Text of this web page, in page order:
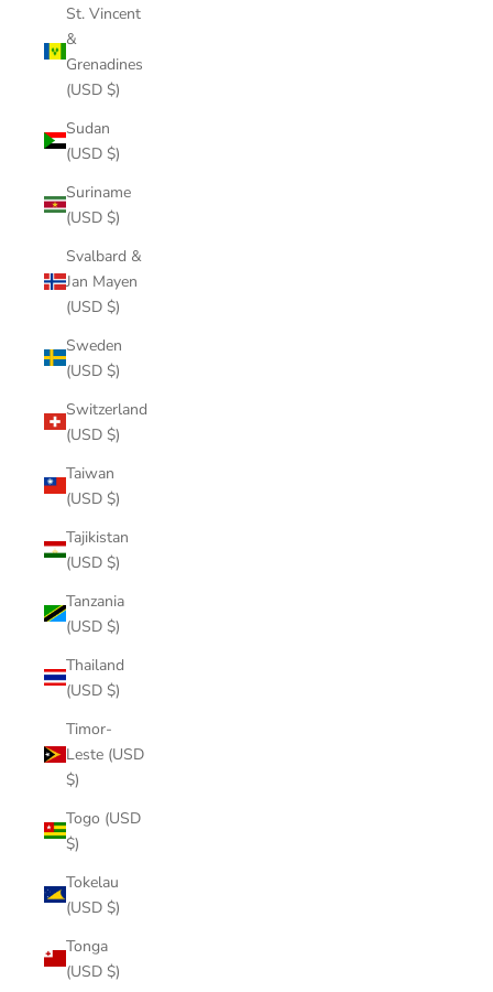
St. Vincent
&
Grenadines
(USD $)
Sudan
(USD $)
Suriname
(USD $)
Svalbard &
Jan Mayen
(USD $)
Sweden
(USD $)
Switzerland
(USD $)
Taiwan
(USD $)
Tajikistan
(USD $)
Tanzania
(USD $)
Thailand
(USD $)
Timor-
Leste (USD
$)
Togo (USD
$)
Tokelau
(USD $)
Tonga
(USD $)